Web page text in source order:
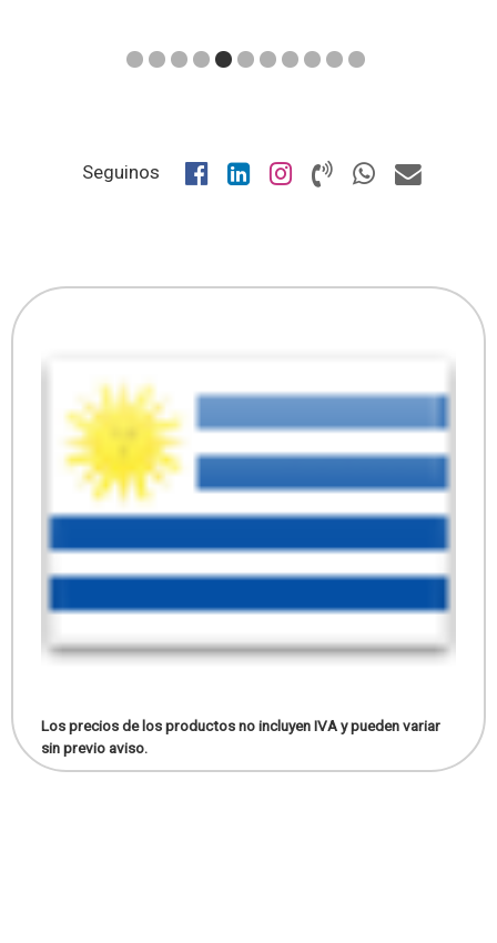
1 2 3 4 5 6 7 8 9 10
Seguinos
Los precios de los productos no incluyen IVA y pueden variar
sin previo aviso.